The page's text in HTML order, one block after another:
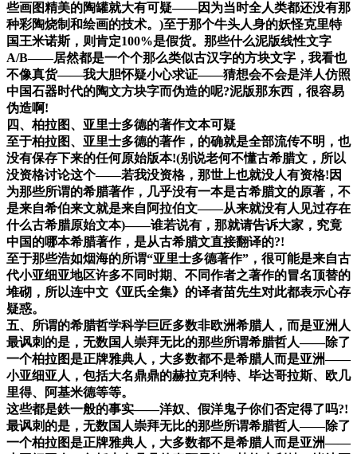
些画图精美的陶罐就大有可疑——因为当时全人类都还没有那
种彩陶烧制和绘画的技术。)至于那个牛头人身的妖怪克里特
国王米诺斯，则肯定100%是假货。那些什么泥版线性文字
A/B——居然都是一个个那么类似古汉字的方块文字，我看也
不像真货——我大胆怀疑小心求证——猜想会不会是洋人仿照
中国石器时代的陶文方块字而伪造的呢?泥版那东西，很容易
伪造啊!
四、柏拉图、亚里士多德的著作文本可疑
至于柏拉图、亚里士多德的著作，的确就是全部流传不明，也
没有保存下来的任何原始版本!(别说老何不懂古希腊文，所以
没资格讨论这个——若我没资格，那世上也就没人有资格!因
为那些所谓的希腊著作，几乎没有一本是古希腊文的原著，不
是来自希伯来文就是来自阿拉伯文——从来就没有人见过存在
什么古希腊原始文本)——谁若说有，那就请告诉大家，究竟
中国的哪本希腊著作，是从古希腊文直接翻译的?!
至于那些浩如烟海的所谓“亚里士多德著作”，很可能是来自古
代小亚细亚地区许多不同时期、不同作者之著作的冒名顶替的
堆砌，所以连中文《亚氏全集》的译者苗先生对此都表示心存
疑惑。
五、所谓的希腊哲学科学巨匠多数非欧洲希腊人，而是亚洲人
最讽刺的是，无数国人崇拜无比的那些所谓希腊哲人——除了
一个柏拉图是正牌雅典人，大多数都不是希腊人而是亚洲——
小亚细亚人，包括大名鼎鼎的赫拉克利特、毕达哥拉斯、欧几
里得、阿基米德等等。
这些都是鉄一般的事实——洋奴、假洋鬼子你们否定得了吗?!
最讽刺的是，无数国人崇拜无比的那些所谓希腊哲人——除了
一个柏拉图是正牌雅典人，大多数都不是希腊人而是亚洲——